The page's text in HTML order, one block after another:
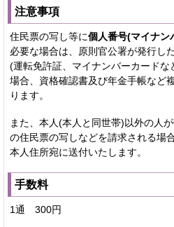
注意事項
住民票の写し等に個人番号(マイナン
必要な場合は、原則官公署が発行し
(運転免許証、マイナンバーカード
場合、資格確認書及び年金手帳など
ります。
また、本人(本人と同世帯)以外の人が
の住民票の写しなどを請求される場
本人住所宛に送付いたします。
手数料
1通 300円